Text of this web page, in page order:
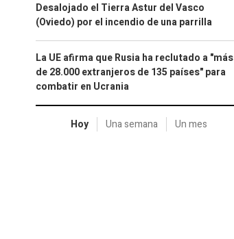
Desalojado el Tierra Astur del Vasco
(Oviedo) por el incendio de una parrilla
La UE afirma que Rusia ha reclutado a "más
de 28.000 extranjeros de 135 países" para
combatir en Ucrania
Hoy Una semana Un mes